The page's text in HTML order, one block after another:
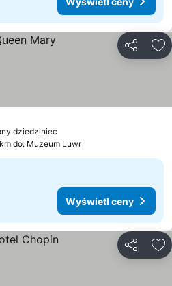
dziedziniec
do: Muzeum Luwr
Wyświetl ceny